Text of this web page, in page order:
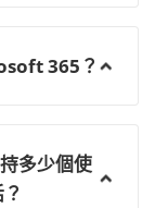
365？
多少個使